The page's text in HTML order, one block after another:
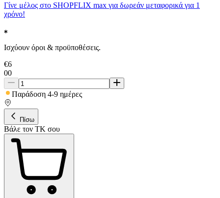
Γίνε μέλος στο SHOPFLIX max για δωρεάν μεταφορικά για 1
χρόνο!
Ισχύουν όροι & προϋποθέσεις.
€6
00
Παράδοση 4-9 ημέρες
Πίσω
Βάλε τον ΤΚ σου